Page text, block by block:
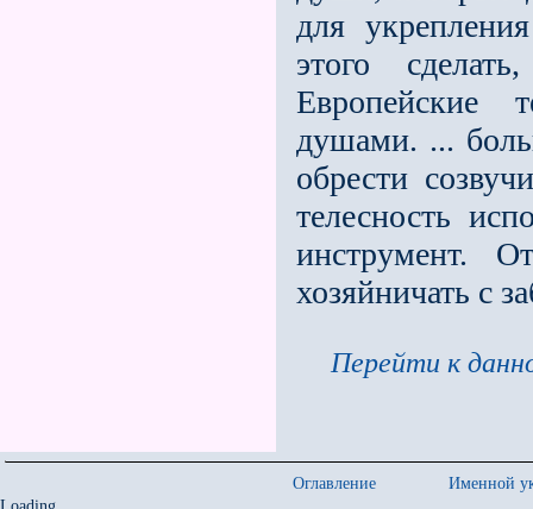
для
этого
Европейские
душами. ...
обрести
телесность
инструмент.
хозяйничать с
Перейти к
Оглавление
Именной